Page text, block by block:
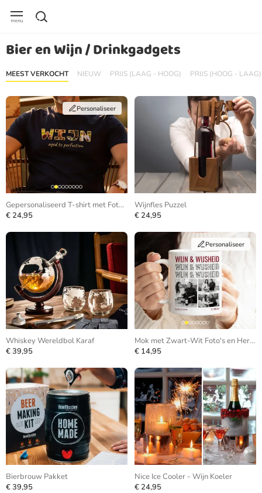
Bier en Wijn / Drinkgadgets
MEEST VERKOCHT NIEUW PRIJS (LAAG - HOOG) PRIJS (HOOG - LAAG)
Personaliseer
Gepersonaliseerd T-shirt met Foto in Letters
€ 24,95
Wijnfles Puzzel
€ 24,95
Whiskey Wereldbol Karaf
€ 39,95
Personaliseer
Mok met Zwart-Wit Foto's en Herhalende Tekst
€ 14,95
Bierbrouw Pakket
€ 39,95
Nice Ice Cooler - Wijn Koeler
€ 24,95